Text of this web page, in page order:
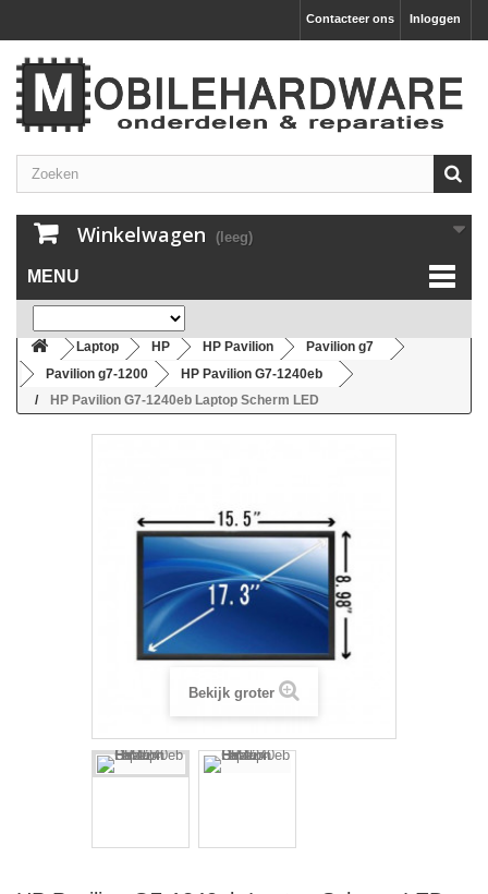
Inloggen
Contacteer ons
Winkelwagen (leeg)
MENU
Laptop HP HP Pavilion
Pavilion g7
Pavilion g7-1200
HP Pavilion G7-1240eb
HP Pavilion G7-1240eb Laptop Scherm LED
Bekijk groter